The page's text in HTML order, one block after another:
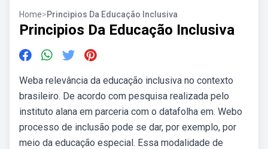
Home>Principios Da Educação Inclusiva
Principios Da Educação Inclusiva
Weba relevância da educação inclusiva no contexto
brasileiro. De acordo com pesquisa realizada pelo
instituto alana em parceria com o datafolha em. Webo
processo de inclusão pode se dar, por exemplo, por
meio da educação especial. Essa modalidade de